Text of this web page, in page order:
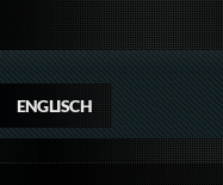
ENGLISCH